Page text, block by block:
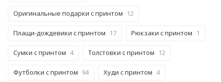
Оригинальные подарки с принтом 12
Плащи-дождевики с принтом 17 Рюкзаки с принтом 1
Сумки с принтом 4 Толстовки с принтом 12
Футболки с принтом 94 Худи с принтом 4